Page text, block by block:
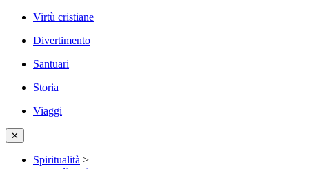
Virtù cristiane
Divertimento
Santuari
Storia
Viaggi
✕
Spiritualità >